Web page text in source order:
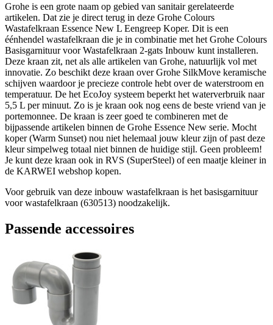
Grohe is een grote naam op gebied van sanitair gerelateerde
artikelen. Dat zie je direct terug in deze Grohe Colours
Wastafelkraan Essence New L Eengreep Koper. Dit is een
éénhendel wastafelkraan die je in combinatie met het Grohe Colours
Basisgarnituur voor Wastafelkraan 2-gats Inbouw kunt installeren.
Deze kraan zit, net als alle artikelen van Grohe, natuurlijk vol met
innovatie. Zo beschikt deze kraan over Grohe SilkMove keramische
schijven waardoor je precieze controle hebt over de waterstroom en
temperatuur. De het EcoJoy systeem beperkt het waterverbruik naar
5,5 L per minuut. Zo is je kraan ook nog eens de beste vriend van je
portemonnee. De kraan is zeer goed te combineren met de
bijpassende artikelen binnen de Grohe Essence New serie. Mocht
koper (Warm Sunset) nou niet helemaal jouw kleur zijn of past deze
kleur simpelweg totaal niet binnen de huidige stijl. Geen probleem!
Je kunt deze kraan ook in RVS (SuperSteel) of een maatje kleiner in
de KARWEI webshop kopen.
Voor gebruik van deze inbouw wastafelkraan is het basisgarnituur
voor wastafelkraan (630513) noodzakelijk.
Passende accessoires